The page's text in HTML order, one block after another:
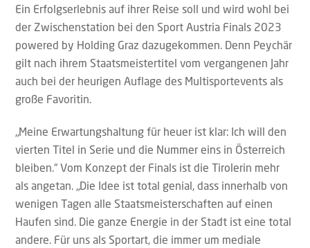
Ein Erfolgserlebnis auf ihrer Reise soll und wird wohl bei
der Zwischenstation bei den Sport Austria Finals 2023
powered by Holding Graz dazugekommen. Denn Peychär
gilt nach ihrem Staatsmeistertitel vom vergangenen Jahr
auch bei der heurigen Auflage des Multisportevents als
große Favoritin.
„Meine Erwartungshaltung für heuer ist klar: Ich will den
vierten Titel in Serie und die Nummer eins in Österreich
bleiben.“ Vom Konzept der Finals ist die Tirolerin mehr
als angetan. „Die Idee ist total genial, dass innerhalb von
wenigen Tagen alle Staatsmeisterschaften auf einen
Haufen sind. Die ganze Energie in der Stadt ist eine total
andere. Für uns als Sportart, die immer um mediale